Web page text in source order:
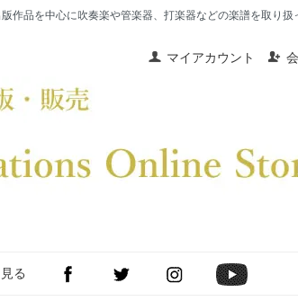
品を中心に吹奏楽や管楽器、打楽器などの楽譜を取り扱
マイアカウント
る